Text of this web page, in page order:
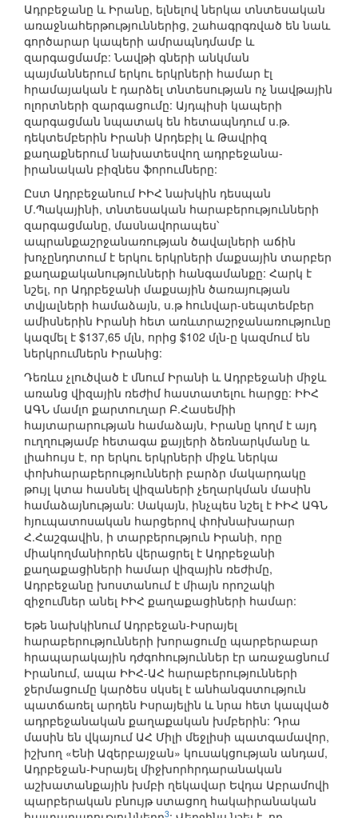
Ադրբեջանը և Իրանը, ելնելով ներկա տնտեսական
առաջնահերթություններից, շահագրգռված են նաև
գործարար կապերի ամրապնդմամբ և
զարգացմամբ: Նավթի գների անկման
պայմաններում երկու երկրների համար էլ
հրամայական է դարձել տնտեսության ոչ նավթային
ոլորտների զարգացումը: Այդպիսի կապերի
զարգացման նպատակ են հետապնդում ս.թ.
դեկտեմբերին Իրանի Արդեբիլ և Թավրիզ
քաղաքներում նախատեսվող ադրբեջանա-
իրանական բիզնես ֆորումները:
Ըստ Ադրբեջանում ԻԻՀ նախկին դեսպան
Մ.Պակայինի, տնտեսական հարաբերությունների
զարգացմանը, մասնավորապես՝
ապրանքաշրջանառության ծավալների աճին
խոչընդոտում է երկու երկրների մաքսային տարբեր
քաղաքականությունների հանգամանքը: Հարկ է
նշել, որ Ադրբեջանի մաքսային ծառայության
տվյալների համաձայն, ս.թ հունվար-սեպտեմբեր
ամիսներին Իրանի հետ առևտրաշրջանառությունը
կազմել է $137,65 մլն, որից $102 մլն-ը կազմում են
ներկրումներն Իրանից:
Դեռևս չլուծված է մնում Իրանի և Ադրբեջանի միջև
առանց վիզային ռեժիմ հաստատելու հարցը: ԻԻՀ
ԱԳՆ մամլո քարտուղար Բ.Հասեմիի
հայտարարության համաձայն, Իրանը կողմ է այդ
ուղղությամբ հետագա քայլերի ձեռնարկմանը և
լիահույս է, որ երկու երկրների միջև ներկա
փոխհարաբերությունների բարձր մակարդակը
թույլ կտա հասնել վիզաների չեղարկման մասին
համաձայնության: Սակայն, ինչպես նշել է ԻԻՀ ԱԳՆ
հյուպատոսական հարցերով փոխնախարար
Հ.Հաշգավին, ի տարբերություն Իրանի, որը
միակողմանիորեն վերացրել է Ադրբեջանի
քաղաքացիների համար վիզային ռեժիմը,
Ադրբեջանը խոստանում է միայն որոշակի
զիջումներ անել ԻԻՀ քաղաքացիների համար:
Եթե նախկինում Ադրբեջան-Իսրայել
հարաբերությունների խորացումը պարբերաբար
հրապարակային դժգոհություններ էր առաջացնում
Իրանում, ապա ԻԻՀ-ԱՀ հարաբերությունների
ջերմացումը կարծես սկսել է անհանգստություն
պատճառել արդեն Իսրայելին և նրա հետ կապված
ադրբեջանական քաղաքական խմբերին: Դրա
մասին են վկայում ԱՀ Միլի մեջլիսի պատգամավոր,
իշխող «Ենի Ազերբայջան» կուսակցության անդամ,
Ադրբեջան-Իսրայել միջխորհրդարանական
աշխատանքային խմբի ղեկավար Եվդա Աբրամովի
պարբերական բնույթ ստացող հակաիրանական
3